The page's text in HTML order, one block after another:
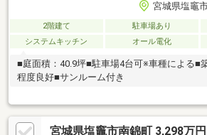
宮城県塩竈
2階建て 駐車場あり
システムキッチン
オール電化
■庭面積：40.9坪■駐車場4台可※車種による■
程度良好■サンルーム付き
宮城県塩竈市南錦町 3,298万